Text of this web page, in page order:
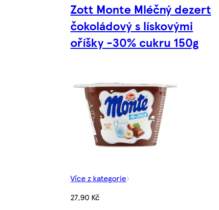
Zott Monte Mléčný dezert
čokoládový s lískovými
oříšky -30% cukru 150g
Více z kategorie
27,90 Kč